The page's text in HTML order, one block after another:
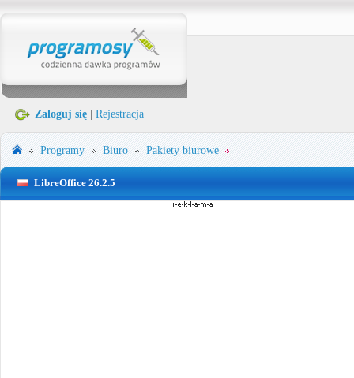
Zaloguj się Rejestracja
Programy Biuro Pakiety biurowe
LibreOffice 26.2.5